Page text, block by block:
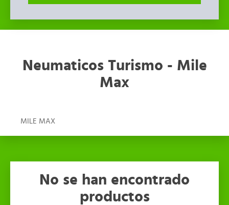
Neumaticos Turismo - Mile
Max
MILE MAX
No se han encontrado
productos